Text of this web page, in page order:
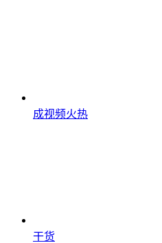
成视频火热
干货